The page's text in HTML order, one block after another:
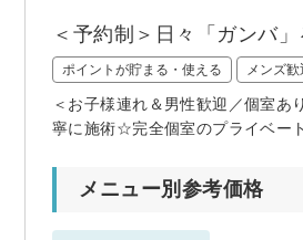
＜予約制＞日々「ガンバ
ポイントが貯まる・使える メンズ歓
＜お子様連れ＆男性歓迎／個室あ
寧に施術☆完全個室のプライベー
メニュー別参考価格